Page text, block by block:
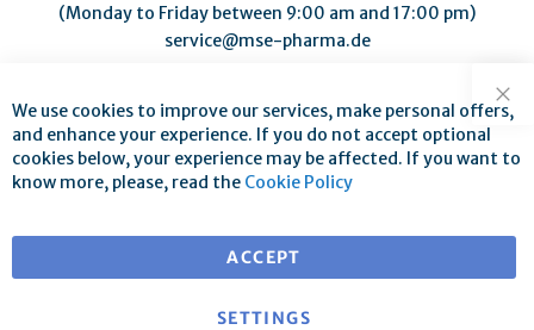
(Monday to Friday between 9:00 am and 17:00 pm)
service@mse-pharma.de
We use cookies to improve our services, make personal offers,
and enhance your experience. If you do not accept optional
cookies below, your experience may be affected. If you want to
know more, please, read the Cookie Policy
ACCEPT
SETTINGS